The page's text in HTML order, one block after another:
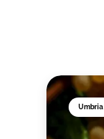
Umbria